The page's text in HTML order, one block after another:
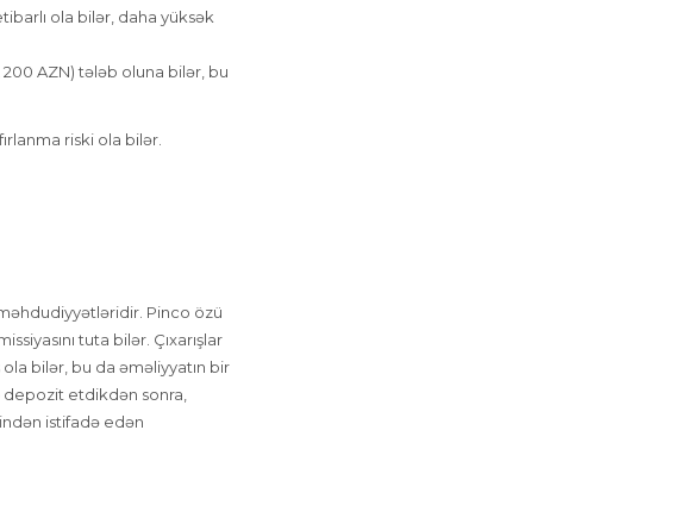
ola bilər, daha yüksək
AZN) tələb oluna bilər, bu
riski ola bilər.
Pinco özü
tuta bilər. Çıxarışlar
ola bilər, bu da əməliyyatın bir
etdikdən sonra,
istifadə edən